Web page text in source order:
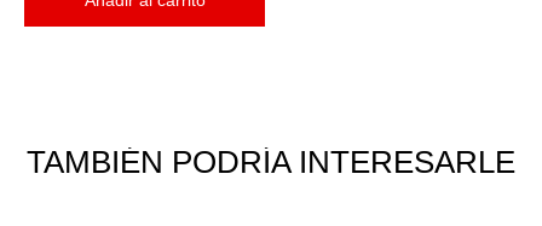
TAMBIÉN PODRÍA INTERESARLE